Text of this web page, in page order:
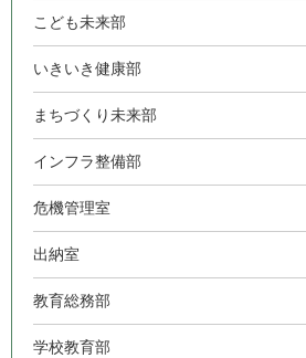
こども未来部
いきいき健康部
まちづくり未来部
インフラ整備部
危機管理室
出納室
教育総務部
学校教育部